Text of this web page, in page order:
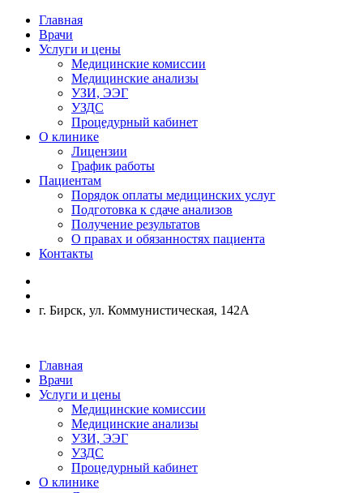
Главная
Врачи
Услуги и цены
Медицинские комиссии
Медицинские анализы
УЗИ, ЭЭГ
УЗДС
Процедурный кабинет
О клинике
Лицензии
График работы
Пациентам
Порядок оплаты медицинских услуг
Подготовка к сдаче анализов
Получение результатов
О правах и обязанностях пациента
Контакты
г. Бирск, ул. Коммунистическая, 142А
Главная
Врачи
Услуги и цены
Медицинские комиссии
Медицинские анализы
УЗИ, ЭЭГ
УЗДС
Процедурный кабинет
О клинике